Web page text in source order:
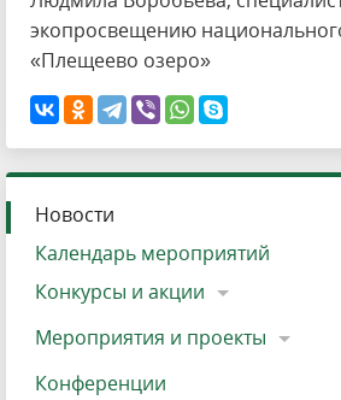
экопросвещению
«Плещеево озеро»
Новости
Календарь мероприятий
Конкурсы и акции
Мероприятия и проекты
Конференции